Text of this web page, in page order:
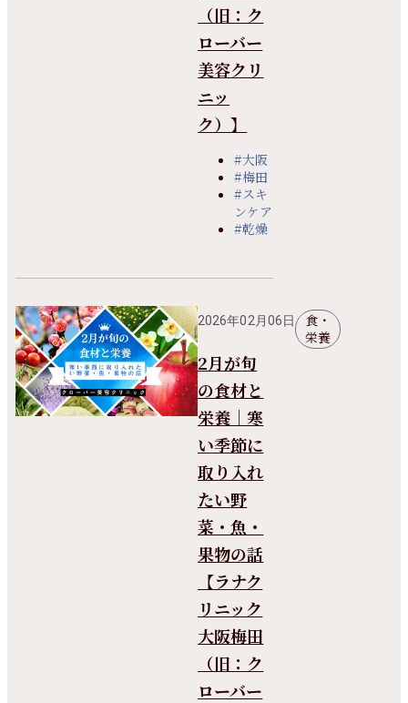
（旧：ク
ローバー
美容クリ
ニッ
ク）】
#大阪
#梅田
#スキ
ンケア
#乾燥
2026年02月06日
食・
栄養
2月が旬
の食材と
栄養｜寒
い季節に
取り入れ
たい野
菜・魚・
果物の話
【ラナク
リニック
大阪梅田
（旧：ク
ローバー